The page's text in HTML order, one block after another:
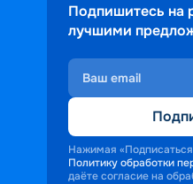
Подпишитесь на
лучшими
Нажимая
Политику обработки
даёте согласие на